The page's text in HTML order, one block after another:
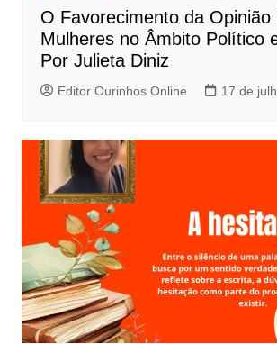
O Favorecimento da Opinião
Mulheres no Âmbito Político
Por Julieta Diniz
Editor Ourinhos Online 17 de